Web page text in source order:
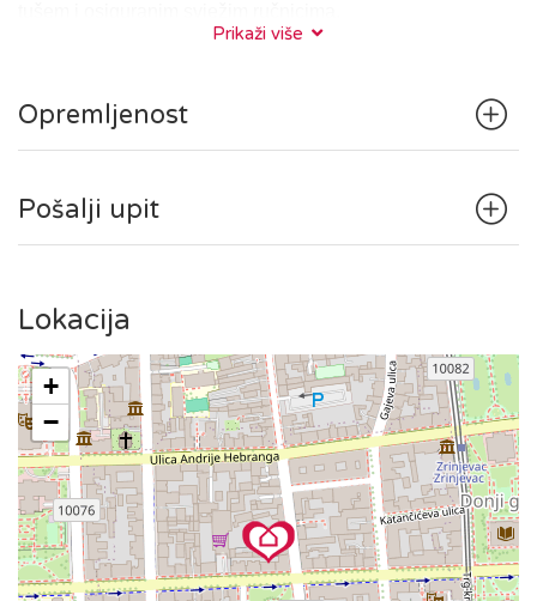
ste u posjetu kako biste istražili povijesnu jezgru Gornjeg
grada s poznatom zagrebačkom katedralom, tržnicom
Tkalčićevoj ulici, sve vam je nadohvat ruke.
Prikaži više
Opremljenost
Pošalji upit
Lokacija
+
−